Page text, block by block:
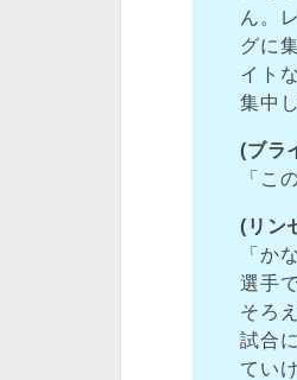
ん。
グに
イト
集中
(ブラ
「こ
(リン
「か
選手
そろ
試合
てい